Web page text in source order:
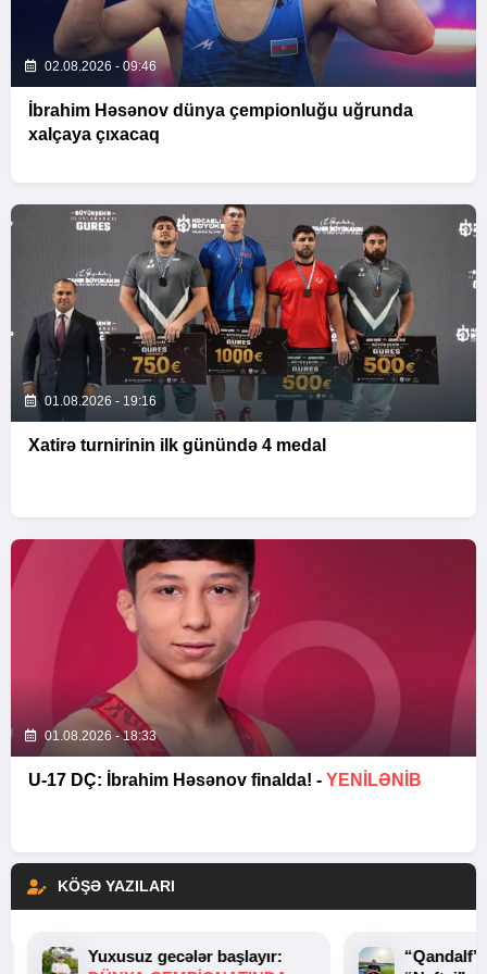
02.08.2026 - 09:46
İbrahim Həsənov dünya çempionluğu uğrunda
xalçaya çıxacaq
01.08.2026 - 19:16
Xatirə turnirinin ilk günündə 4 medal
01.08.2026 - 18:33
U-17 DÇ: İbrahim Həsənov finalda! - YENİLƏNİB
KÖŞƏ YAZILARI
Yuxusuz gecələr başlayır: